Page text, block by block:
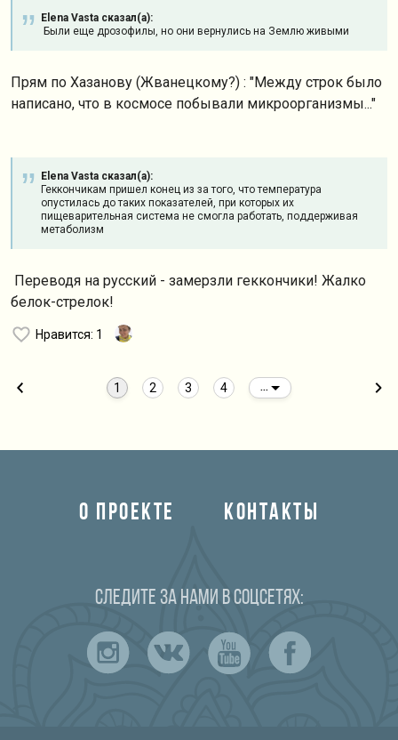
Elena Vasta сказал(а):
Были еще дрозофилы, но они вернулись на Землю живыми
Прям по Хазанову (Жванецкому?) : "Между строк было
написано, что в космосе побывали микроорганизмы..."
Elena Vasta сказал(а):
Геккончикам пришел конец из за того, что температура
опустилась до таких показателей, при которых их
пищеварительная система не смогла работать, поддерживая
метаболизм
Переводя на русский - замерзли геккончики! Жалко
белок-стрелок!
Нравится: 1
1 2 3 4
О ПРОЕКТЕ КОНТАКТЫ
Следите за нами в соцсетях: